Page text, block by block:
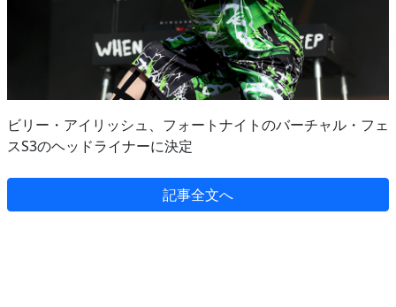
ビリー・アイリッシュ、フォートナイトのバーチャル・フェ
スS3のヘッドライナーに決定
記事全文へ